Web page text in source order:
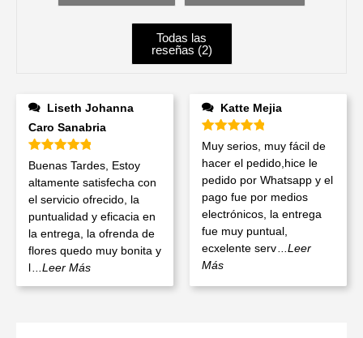
Todas las
reseñas (2)
Caro Sanabria
Valorado en 5 de 5
Buenas Tardes, Estoy
altamente satisfecha con
el servicio ofrecido, la
puntualidad y eficacia en
la entrega, la ofrenda de
flores quedo muy bonita y
l
...Leer Más
Katte Mejia
Valorado en5de 5
Muy serios, muy fácil de
hacer el pedido,hice le
pedido por Whatsapp y el
pago fue por medios
electrónicos, la entrega
fue muy puntual,
ecxelente serv
...Leer
Más